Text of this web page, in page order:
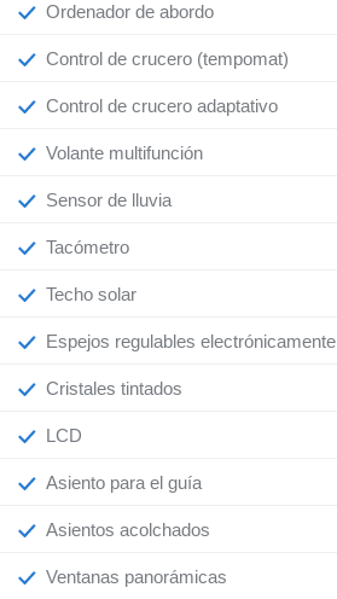
Ordenador de abordo
Control de crucero (tempomat)
Control de crucero adaptativo
Volante multifunción
Sensor de lluvia
Tacómetro
Techo solar
Espejos regulables electrónicamente
Cristales tintados
LCD
Asiento para el guía
Asientos acolchados
Ventanas panorámicas